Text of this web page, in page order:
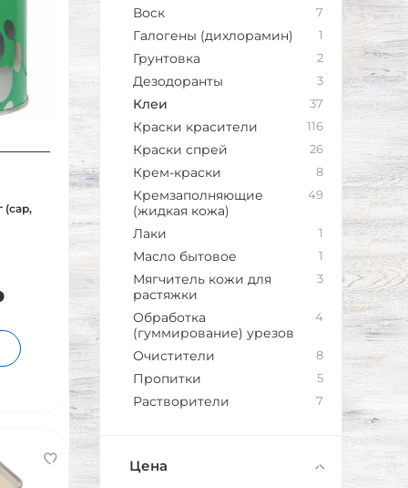
(сар,
Воск 7
Галогены (дихлорамин) 1
Грунтовка 2
Дезодоранты 3
Клеи 37
Краски красители 116
Краски спрей 26
Крем-краски 8
Кремзаполняющие
(жидкая кожа)
49
Лаки 1
Масло бытовое 1
Мягчитель кожи для
растяжки
3
Обработка
(гуммирование) урезов
4
Очистители 8
Пропитки 5
Растворители 7
Цена